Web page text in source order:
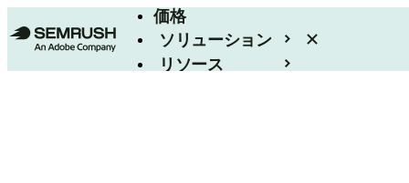
価格
ソリューション
リソース